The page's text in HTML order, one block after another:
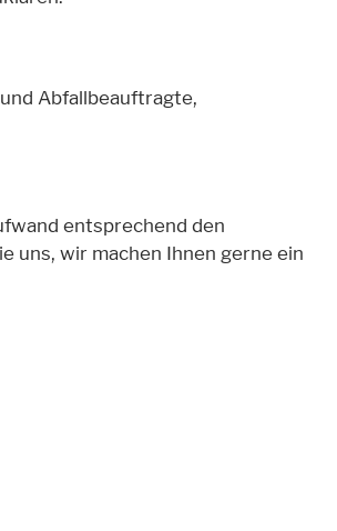
Abfallbeauftragte,
entsprechend den
uns, wir machen Ihnen gerne ein